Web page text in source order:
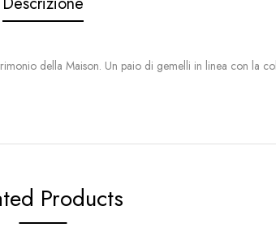
della Maison. Un paio di gemelli in linea con la
Products